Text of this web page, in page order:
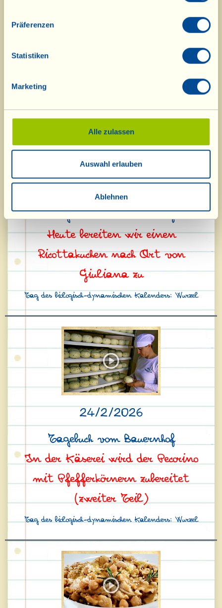
Präferenzen
Statistiken
Marketing
Alle zulassen
Auswahl erlauben
Ablehnen
Olivenbaumschnitt nach dem
Tagebuch vom Bauernhof
Heute bereiten wir einen
Ricottakuchen nach Art von
Giuliana zu
Tag des biologisch-dynamischen Kalenders: Wurzel
24/2/2026
Tagebuch vom Bauernhof
In der Käserei wird der Pecorino
mit Pfefferkörnern zubereitet
(zweiter Teil)
Tag des biologisch-dynamischen Kalenders: Wurzel